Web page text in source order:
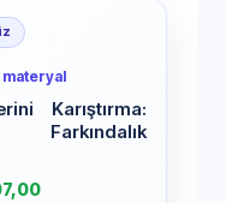
materyal
Karıştırma: